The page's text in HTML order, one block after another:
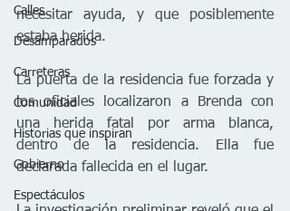
Calles
Desamparados
Carreteras
Comunidad
Historias que inspiran
Gobierno
Espectáculos
necesitar ayuda, y que posiblemente
estaba herida.
La puerta de la residencia fue forzada y
los oficiales localizaron a Brenda con
una herida fatal por arma blanca,
dentro de la residencia. Ella fue
declarada fallecida en el lugar.